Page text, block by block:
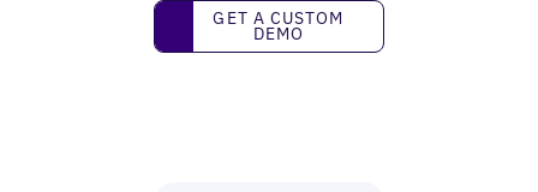
Get a custom demo
GET A CUSTOM
DEMO